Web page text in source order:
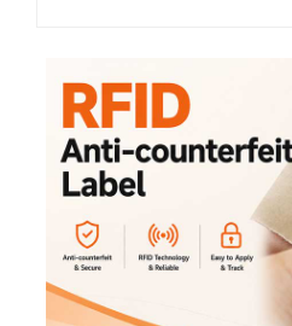
варианты катары,
алардын